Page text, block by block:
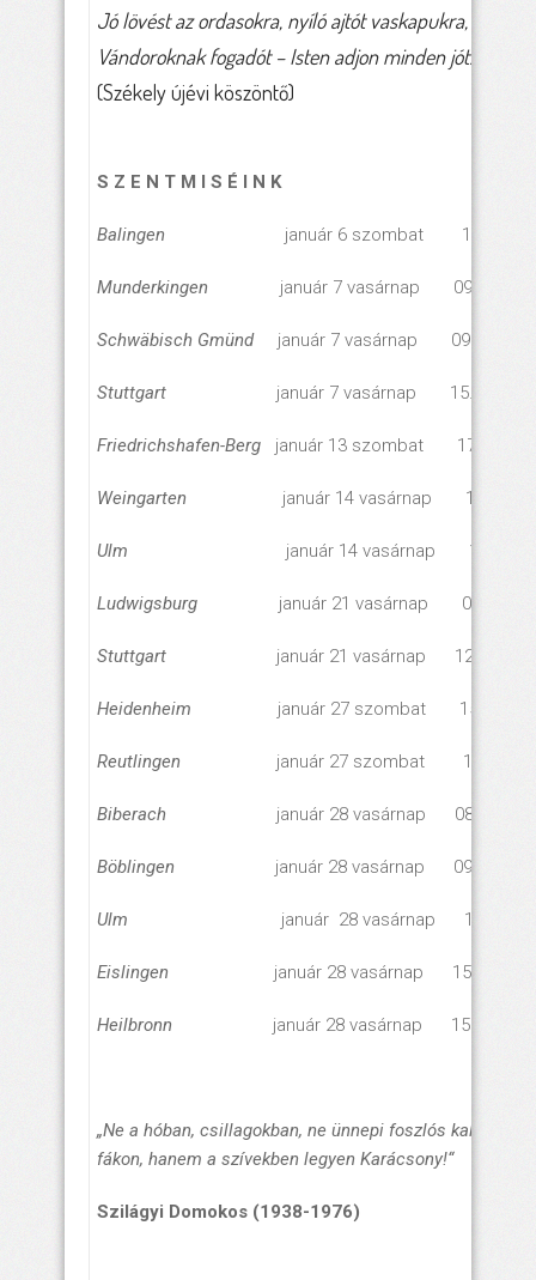
Jó lövést az ordasokra, nyíló ajtót vaskapukra,
Vándoroknak fogadót – Isten adjon minden jót!
(Székely újévi köszöntő)
S Z E N T M I S É I N K
Balingen január 6 szombat 17.00 óra
Munderkingen január 7 vasárnap 09.00 óra
Schwäbisch Gmünd január 7 vasárnap 09.30 óra
Stuttgart január 7 vasárnap 15.00 óra
Friedrichshafen-Berg január 13 szombat 17.00 óra
Weingarten január 14 vasárnap 10.00
Ulm január 14 vasárnap 15.00
Ludwigsburg január 21 vasárnap 09.30 óra
Stuttgart január 21 vasárnap 12.00 óra
Heidenheim január 27 szombat 15.30 óra
Reutlingen január 27 szombat 16.30 óra
Biberach január 28 vasárnap 08.45 óra
Böblingen január 28 vasárnap 09.30 óra
Ulm január 28 vasárnap 12.00
Eislingen január 28 vasárnap 15.00 óra
Heilbronn január 28 vasárnap 15.30 óra
„Ne a hóban, csillagokban, ne ünnepi foszlós kalácson,
fákon, hanem a szívekben legyen Karácsony!“
Szilágyi Domokos (1938-1976)